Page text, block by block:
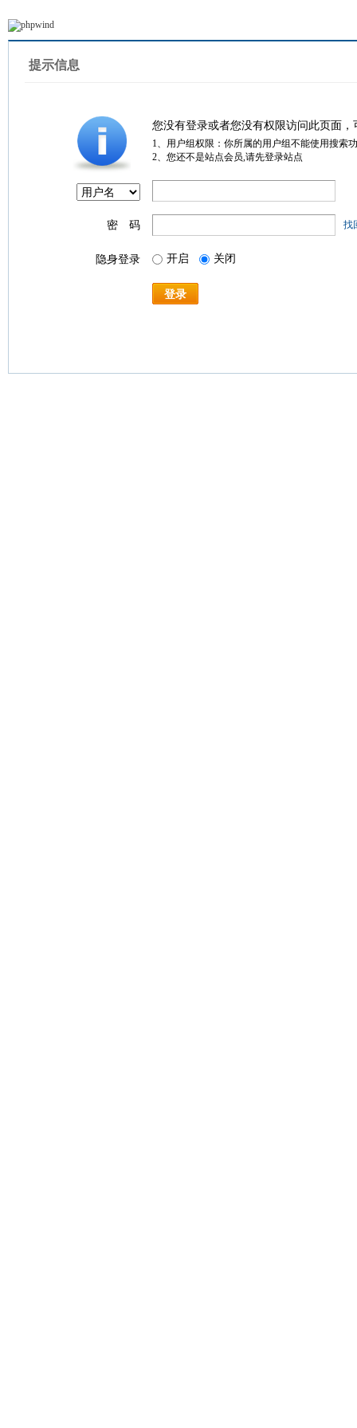
提示信息
您没有登录或者您没有权限访问此页面
1、用户组权限：你所属的用户组不能使用搜索
2、您还不是站点会员,请先登录站点
密 码 找
隐身登录 开启 关闭
登录